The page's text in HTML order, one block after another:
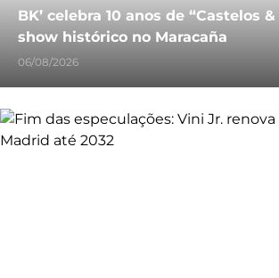
BK’ celebra 10 anos de “Castelos
show histórico no Maracaña
06/08/2026